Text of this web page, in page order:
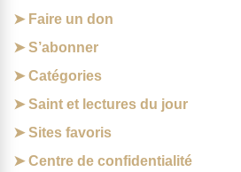
Faire un don
S’abonner
Catégories
Saint et lectures du jour
Sites favoris
Centre de confidentialité